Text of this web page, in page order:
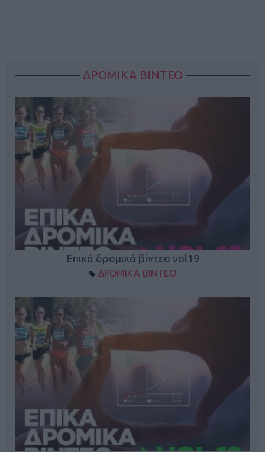
ΔΡΟΜΙΚΑ ΒΙΝΤΕΟ
Επικά δρομικά βίντεο vol19
ΔΡΟΜΙΚΑ ΒΙΝΤΕΟ